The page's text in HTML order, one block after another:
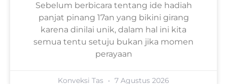
Sebelum berbicara tentang ide hadiah
panjat pinang 17an yang bikini girang
karena dinilai unik, dalam hal ini kita
semua tentu setuju bukan jika momen
perayaan
Konveksi Tas 7 Agustus 2026